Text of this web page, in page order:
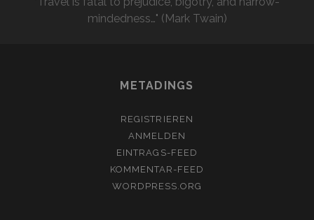
mindedness…" (Mark Twain)
METADINGS
REGISTRIEREN
ANMELDEN
EINTRAGS-FEED
KOMMENTAR-FEED
WORDPRESS.ORG